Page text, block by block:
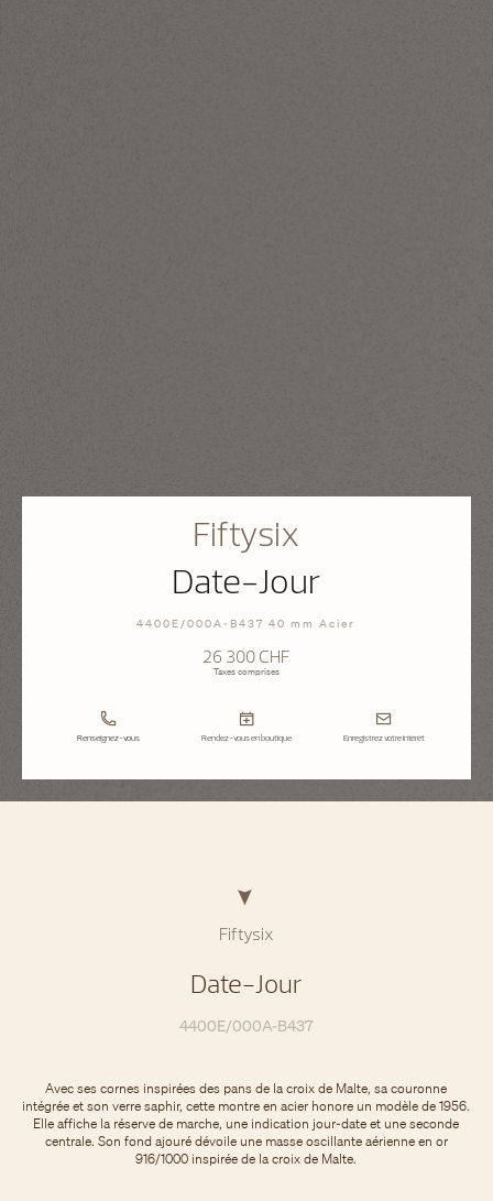
Fiftysix
Date-Jour
4400E/000A-B437 40 mm Acier
26 300 CHF
Taxes comprises
Renseignez-vous Rendez-vous en boutique Enregistrez votre intérêt
Fiftysix
Date-Jour
4400E/000A-B437
Avec ses cornes inspirées des pans de la croix de Malte, sa couronne
intégrée et son verre saphir, cette montre en acier honore un modèle de 1956.
Elle affiche la réserve de marche, une indication jour-date et une seconde
centrale. Son fond ajouré dévoile une masse oscillante aérienne en or
916/1000 inspirée de la croix de Malte.